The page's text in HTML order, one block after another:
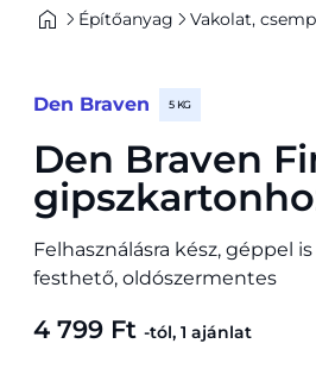
Építőanyag Vakolat,
Den Braven 5 KG
Den Braven
Felhasználásra kész, géppel
festhető, oldószermentes
4 799 Ft -tól, 1 ajánlat